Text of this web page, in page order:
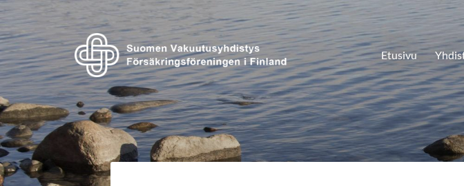
Siirry
sivun
sisältöön
Suomen Vakuutusyhdistys ry Etusivu